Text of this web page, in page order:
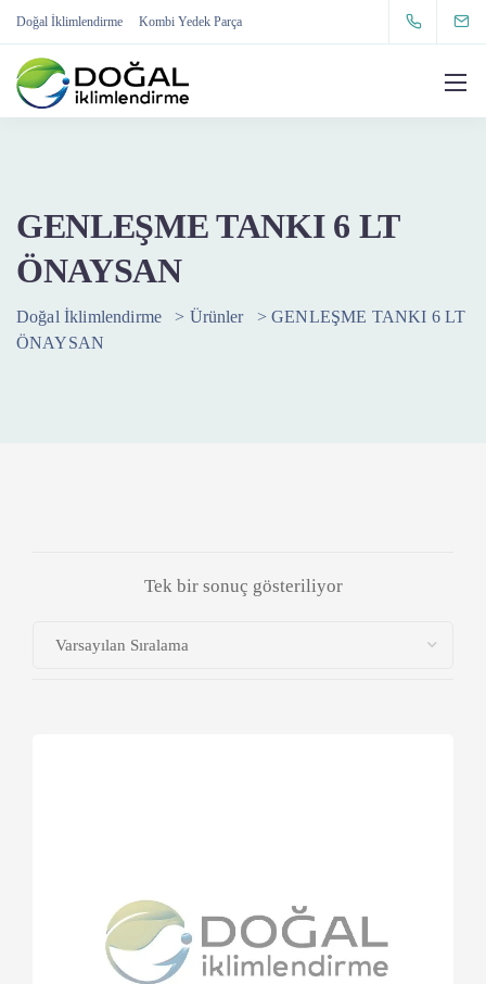
Doğal İklimlendirme Kombi Yedek Parça
GENLEŞME TANKI 6 LT
ÖNAYSAN
Doğal İklimlendirme > Ürünler >GENLEŞME TANKI 6 LT
ÖNAYSAN
Tek bir sonuç gösteriliyor